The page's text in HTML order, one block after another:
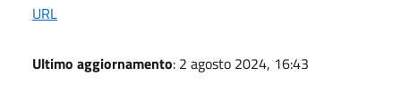
URL
Ultimo aggiornamento: 2 agosto 2024, 16:43